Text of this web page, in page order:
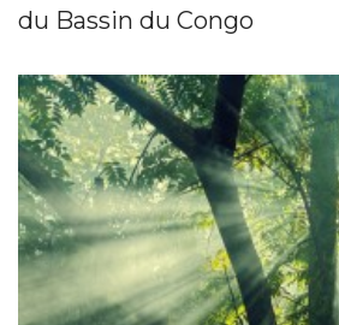
du Bassin du Congo